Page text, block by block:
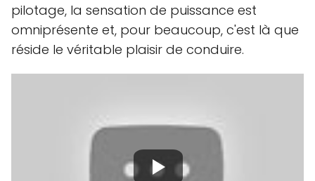
pilotage, la sensation de puissance est
omniprésente et, pour beaucoup, c'est là que
réside le véritable plaisir de conduire.